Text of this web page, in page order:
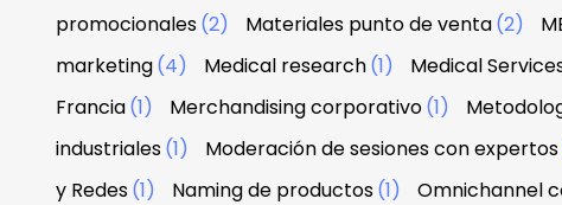
promocionales(2) Materiales punto de venta(2)
marketing(4) Medical research(1) Medical
Francia(1) Merchandising corporativo(1)
industriales(1) Moderación de sesiones con expertos
y Redes(1) Naming de productos(1) Omnichannel